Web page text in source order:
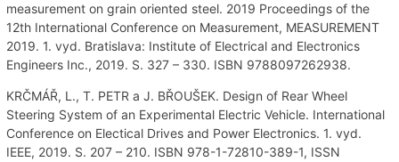
measurement on grain oriented steel. 2019 Proceedings of the
12th International Conference on Measurement, MEASUREMENT
2019. 1. vyd. Bratislava: Institute of Electrical and Electronics
Engineers Inc., 2019. S. 327 – 330. ISBN 9788097262938.
KRČMÁŘ, L., T. PETR a J. BŘOUŠEK. Design of Rear Wheel
Steering System of an Experimental Electric Vehicle. International
Conference on Electical Drives and Power Electronics. 1. vyd.
IEEE, 2019. S. 207 – 210. ISBN 978-1-72810-389-1, ISSN